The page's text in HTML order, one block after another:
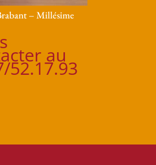
– Millésime
au
52.17.93